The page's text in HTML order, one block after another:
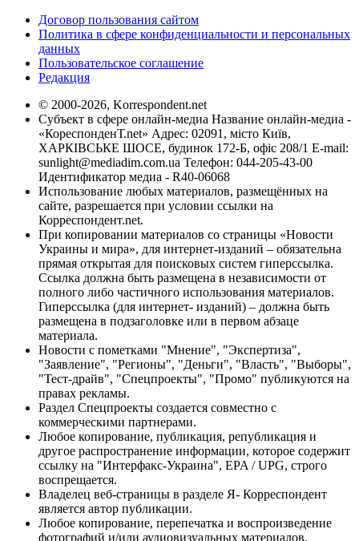
Договор пользования сайтом
Политика в сфере конфиденциальности и персональных
данных
Пользовательское соглашение
Редакция
© 2000-2026, Korrespondent.net
Субъект в сфере онлайн-медиа Название онлайн-медиа -
«КореспонденТ.net» Адрес: 02091, місто Київ,
ХАРКІВСЬКЕ ШОСЕ, будинок 172-Б, офіс 208/1 E-mail:
sunlight@mediadim.com.ua Телефон: 044-205-43-00
Идентификатор медиа - R40-06068
Использование любых материалов, размещённых на
сайте, разрешается при условии ссылки на
Корреспондент.net.
При копировании материалов со страницы «Новости
Украины и мира», для интернет-изданий – обязательна
прямая открытая для поисковых систем гиперссылка.
Ссылка должна быть размещена в независимости от
полного либо частичного использования материалов.
Гиперссылка (для интернет- изданий) – должна быть
размещена в подзаголовке или в первом абзаце
материала.
Новости с пометками "Мнение", "Экспертиза",
"Заявление", "Регионы", "Деньги", "Власть", "Выборы",
"Тест-драйв", "Спецпроекты", "Промо" публикуются на
правах рекламы.
Раздел Спецпроекты создается совместно с
коммерческими партнерами.
Любое копирование, публикация, републикация и
другое распространение информации, которое содержит
ссылку на "Интерфакс-Украина", EPA / UPG, строго
воспрещается.
Владелец веб-страницы в разделе Я- Корреспондент
является автор публикации.
Любое копирование, перепечатка и воспроизведение
фотографий и/или аудиовизуальных материалов,